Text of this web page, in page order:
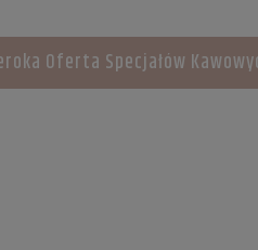
Oferta Specjałów